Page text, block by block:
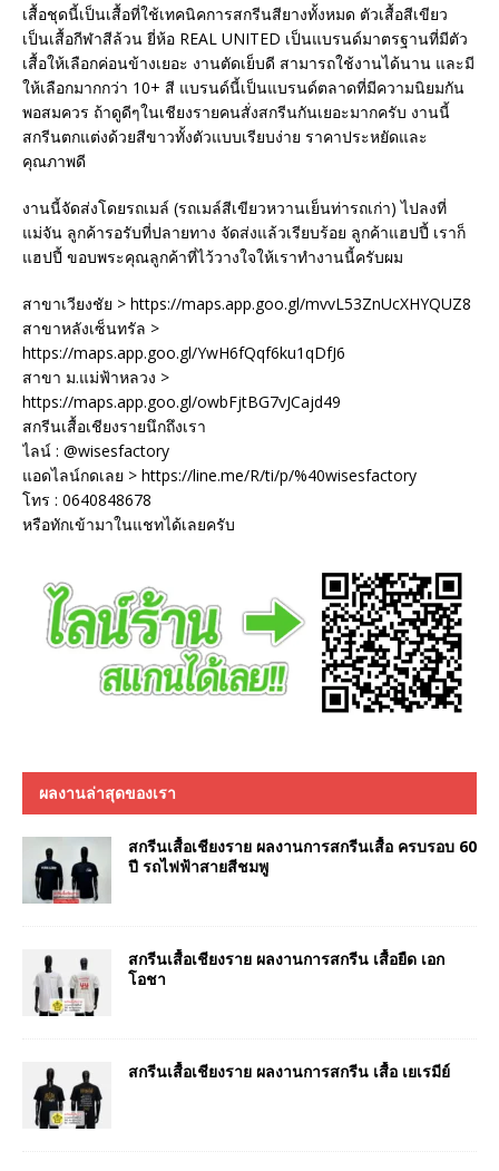
เสื้อชุดนี้เป็นเสื้อที่ใช้เทคนิคการสกรีนสียางทั้งหมด ตัวเสื้อสีเขียว
เป็นเสื้อกีฬาสีล้วน ยี่ห้อ REAL UNITED เป็นแบรนด์มาตรฐานที่มีตัว
เสื้อให้เลือกค่อนข้างเยอะ งานตัดเย็บดี สามารถใช้งานได้นาน และมี
ให้เลือกมากกว่า 10+ สี แบรนด์นี้เป็นแบรนด์ตลาดที่มีความนิยมกัน
พอสมควร ถ้าดูดีๆในเชียงรายคนสั่งสกรีนกันเยอะมากครับ งานนี้
สกรีนตกแต่งด้วยสีขาวทั้งตัวแบบเรียบง่าย ราคาประหยัดและ
คุณภาพดี
งานนี้จัดส่งโดยรถเมล์ (รถเมล์สีเขียวหวานเย็นท่ารถเก่า) ไปลงที่
แม่จัน ลูกค้ารอรับที่ปลายทาง จัดส่งแล้วเรียบร้อย ลูกค้าแฮปปี้ เราก็
แฮปปี้ ขอบพระคุณลูกค้าที่ไว้วางใจให้เราทำงานนี้ครับผม
สาขาเวียงชัย > https://maps.app.goo.gl/mvvL53ZnUcXHYQUZ8
สาขาหลังเซ็นทรัล >
https://maps.app.goo.gl/YwH6fQqf6ku1qDfJ6
สาขา ม.แม่ฟ้าหลวง >
https://maps.app.goo.gl/owbFjtBG7vJCajd49
สกรีนเสื้อเชียงรายนึกถึงเรา
ไลน์ : @wisesfactory
แอดไลน์กดเลย > https://line.me/R/ti/p/%40wisesfactory
โทร : 0640848678
หรือทักเข้ามาในแชทได้เลยครับ
ผลงานล่าสุดของเรา
สกรีนเสื้อเชียงราย ผลงานการสกรีนเสื้อ ครบรอบ 60
ปี รถไฟฟ้าสายสีชมพู
สกรีนเสื้อเชียงราย ผลงานการสกรีน เสื้อยืด เอก
โอชา
สกรีนเสื้อเชียงราย ผลงานการสกรีน เสื้อ เยเรมีย์